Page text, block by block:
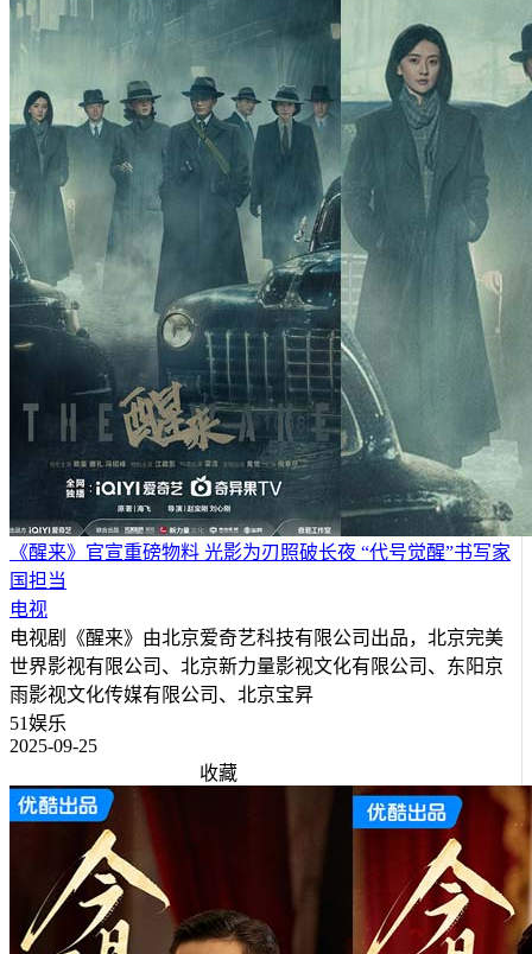
《醒来》官宣重磅物料 光影为刃照破长夜 “代号觉醒”书写家
国担当
电视
电视剧《醒来》由北京爱奇艺科技有限公司出品，北京完美
世界影视有限公司、北京新力量影视文化有限公司、东阳京
雨影视文化传媒有限公司、北京宝昇
51娱乐
2025-09-25
收藏